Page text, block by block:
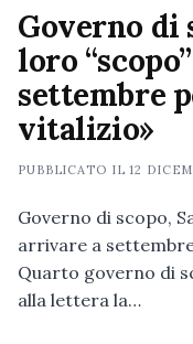
Governo di
loro
settembre
vitalizio»
PUBBLICATO IL12
Governo di scopo,
arrivare a
Quarto governo di
alla lettera la…